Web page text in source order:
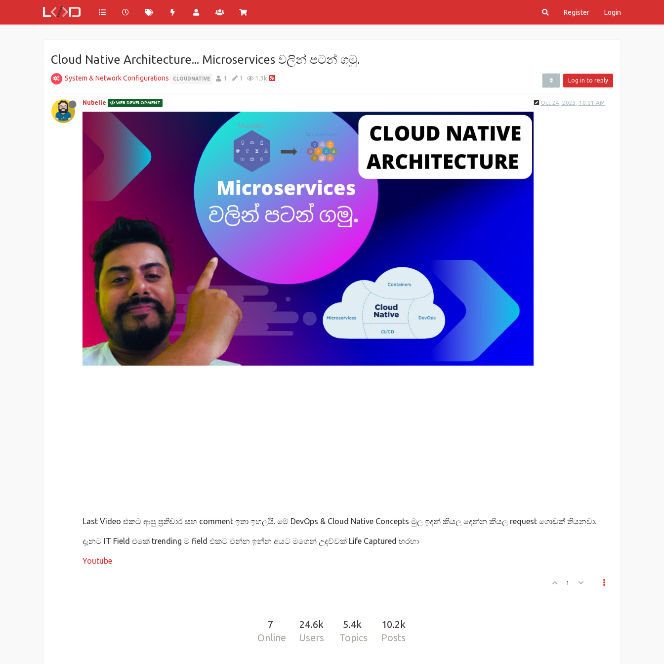
Register Login
Cloud Native Architecture... Microservices වලින් පටන් ගමු.
System & Network Configurations CLOUDNATIVE 1 1 1.3k Log in to reply
Nubelle WEB DEVELOPMENT Oct 24, 2023, 10:01 AM
Last Video එකට ආපු ප්‍රතිචාර සහ comment ඉතා ඉහලයි. මේ DevOps & Cloud Native Concepts මුල ඉදන් කියල දෙන්න කියල request ගොඩක් තියනවා.
දැනට IT Field එකේ trending ම field එකට එන්න ඉන්න අයට මගෙන් උදව්වක් Life Captured හරහා
Youtube
1
7
Online
24.6k
Users
5.4k
Topics
10.2k
Posts